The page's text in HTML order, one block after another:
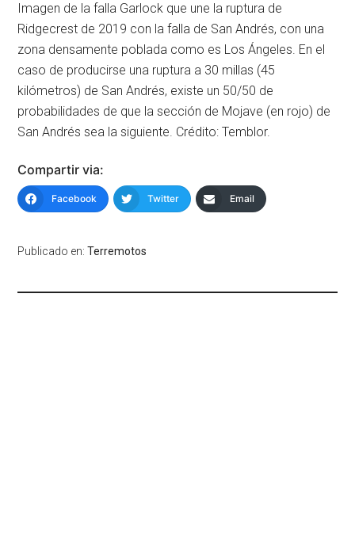
Imagen de la falla Garlock que une la ruptura de
Ridgecrest de 2019 con la falla de San Andrés, con una
zona densamente poblada como es Los Ángeles. En el
caso de producirse una ruptura a 30 millas (45
kilómetros) de San Andrés, existe un 50/50 de
probabilidades de que la sección de Mojave (en rojo) de
San Andrés sea la siguiente. Crédito: Temblor.
Compartir via:
Facebook Twitter Email
Publicado en:Terremotos